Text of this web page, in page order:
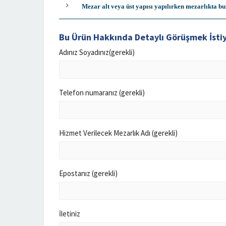
Mezar alt veya üst yapısı yapılırken mezarlıkta
Bu Ürün Hakkında Detaylı Görüşmek
Adınız Soyadınız(gerekli)
Telefon numaranız (gerekli)
Hizmet Verilecek Mezarlık Adı (gerekli)
Epostanız (gerekli)
İletiniz